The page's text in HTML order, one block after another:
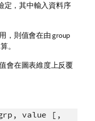
定，其中輸入資料序
，則值會在由 group
。
會在圖表維度上反覆
value [,